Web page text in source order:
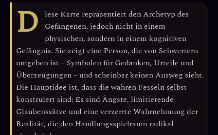
D iese Karte repräsentiert denArchetyp des
Gefangenen, jedoch nicht in einem
physischen, sondern in einem kognitiven
Gefängnis. Sie zeigt eine Person, die von Schwertern
umgeben ist – Symbolen für Gedanken, Urteile und
Überzeugungen – und scheinbar keinen Ausweg sieht.
Die Hauptidee ist, dass diewahren Fesseln selbst
konstruiert sind: Es sind Ängste, limitierende
Glaubenssätze und eine verzerrte Wahrnehmung der
Realität, die den Handlungsspielraum radikal